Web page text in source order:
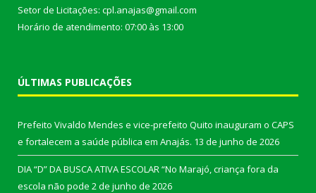
Setor de Licitações: cpl.anajas@gmail.com
Horário de atendimento: 07:00 às 13:00
ÚLTIMAS PUBLICAÇÕES
Prefeito Vivaldo Mendes e vice-prefeito Quito inauguram o CAPS
e fortalecem a saúde pública em Anajás. 13 de junho de 2026
DIA “D” DA BUSCA ATIVA ESCOLAR “No Marajó, criança fora da
escola não pode 2 de junho de 2026